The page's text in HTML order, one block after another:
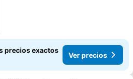
precios exactos
Ver precios